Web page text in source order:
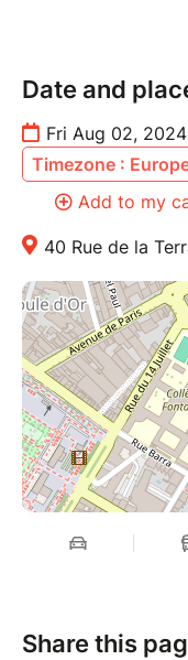
Date and
Fri Aug 02,
Timezone :
Add to my
40 Rue de la
Share this